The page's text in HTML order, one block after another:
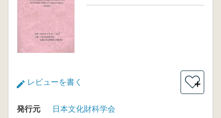
レビューを書く ＋
発行元
日本文化財科学会